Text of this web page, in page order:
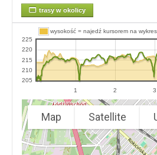
trasy w okolicy
1 2 3
205
210
215
220
225
wysokość = najedź kursorem na wykres
Map Satellite